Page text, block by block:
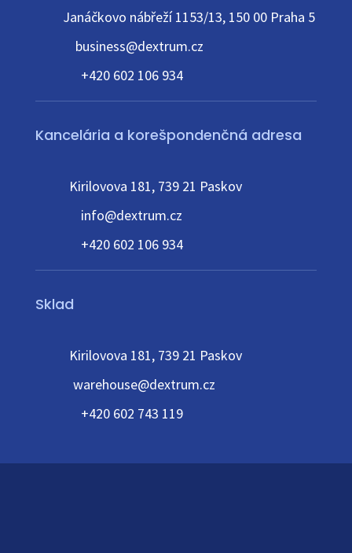
Janáčkovo nábřeží 1153/13, 150 00 Praha 5
business@dextrum.cz
+420 602 106 934
Kancelária a korešpondenčná adresa
Kirilovova 181, 739 21 Paskov
info@dextrum.cz
+420 602 106 934
Sklad
Kirilovova 181, 739 21 Paskov
warehouse@dextrum.cz
+420 602 743 119